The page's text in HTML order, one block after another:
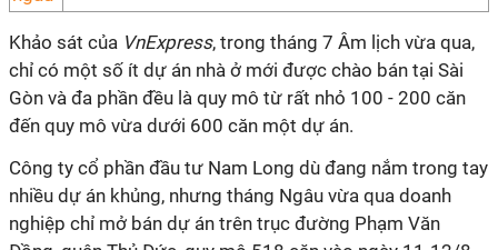
Khảo sát của VnExpress, trong tháng 7 Âm lịch vừa qua,
chỉ có một số ít dự án nhà ở mới được chào bán tại Sài
Gòn và đa phần đều là quy mô từ rất nhỏ 100 - 200 căn
đến quy mô vừa dưới 600 căn một dự án.
Công ty cổ phần đầu tư Nam Long dù đang nắm trong tay
nhiều dự án khủng, nhưng tháng Ngâu vừa qua doanh
nghiệp chỉ mở bán dự án trên trục đường Phạm Văn